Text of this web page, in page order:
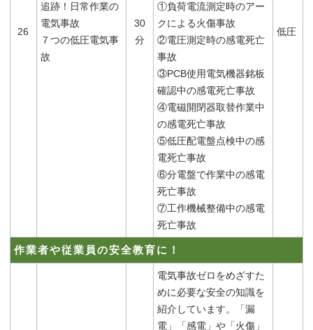
26
追跡！日常作業の
電気事故
７つの低圧電気事
故
30
分
①負荷電流測定時のアー
クによる火傷事故
②電圧測定時の感電死亡
事故
③PCB使用電気機器銘板
確認中の感電死亡事故
④電磁開閉器取替作業中
の感電死亡事故
⑤低圧配電盤点検中の感
電死亡事故
⑥分電盤で作業中の感電
死亡事故
⑦工作機械整備中の感電
死亡事故
低圧
作業者や従業員の安全教育に！
電気事故ゼロをめざすた
めに必要な安全の知識を
紹介しています。「漏
電」「感電」や「火傷」